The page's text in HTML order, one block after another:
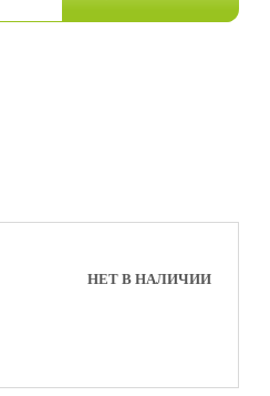
НЕТ В НАЛИЧИИ